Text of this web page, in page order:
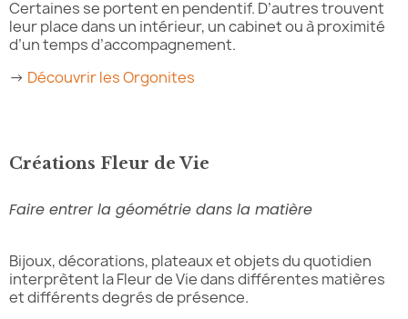
Certaines se portent en pendentif. D’autres trouvent
leur place dans un intérieur, un cabinet ou à proximité
d’un temps d’accompagnement.
→ Découvrir les Orgonites
Créations Fleur de Vie
Faire entrer la géométrie dans la matière
Bijoux, décorations, plateaux et objets du quotidien
interprètent la Fleur de Vie dans différentes matières
et différents degrés de présence.